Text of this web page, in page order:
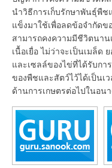
นำวิธีการเก็บรักษาพันธุ์พืช
แข็งมาใช้เพื่อลดข้อจำกัดข
สามารถคงความมีชีวิตนา
เนื้อเยื่อ ไม่ว่าจะเป็นเมล็
และเซลล์ของไข่ที่ได้รับกา
ของพืชและสัตว์ไว้ได้เป็น
ด้านการเกษตรต่อไปในอน